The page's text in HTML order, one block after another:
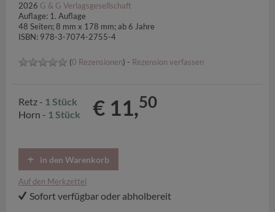
2026 G & G Verlagsgesellschaft
Auflage: 1. Auflage
48 Seiten; 8 mm x 178 mm; ab 6 Jahre
ISBN: 978-3-7074-2755-4
(0 Rezensionen) - Rezension verfassen
Retz - 1 Stück
Horn - 1 Stück € 11,50
in den Warenkorb
Auf den Merkzettel
Sofort verfügbar oder abholbereit